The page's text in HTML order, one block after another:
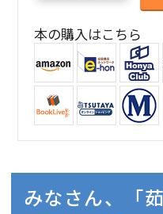
本の購入はこちら
みなさん、「